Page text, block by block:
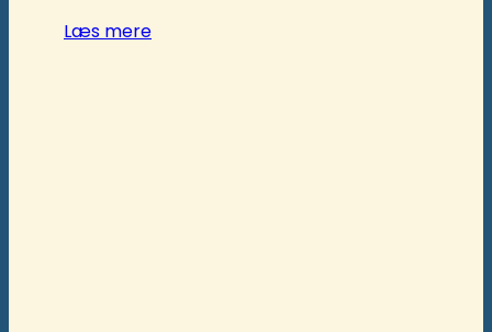
Læs mere